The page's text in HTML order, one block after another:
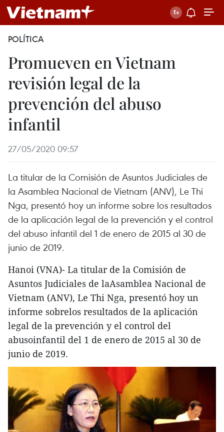
POLÍTICA
Promueven en Vietnam
revisión legal de la
prevención del abuso
infantil
27/05/2020 09:57
La titular de la Comisión de Asuntos Judiciales de
la Asamblea Nacional de Vietnam (ANV), Le Thi
Nga, presentó hoy un informe sobre los resultados
de la aplicación legal de la prevención y el control
del abuso infantil del 1 de enero de 2015 al 30 de
junio de 2019.
Hanoi (VNA)- La titular de la Comisión de
Asuntos Judiciales de laAsamblea Nacional de
Vietnam (ANV), Le Thi Nga, presentó hoy un
informe sobrelos resultados de la aplicación
legal de la prevención y el control del
abusoinfantil del 1 de enero de 2015 al 30 de
junio de 2019.